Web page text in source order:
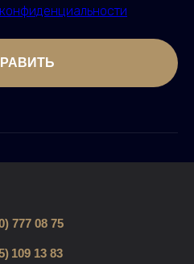
777 08 75
109 13 83